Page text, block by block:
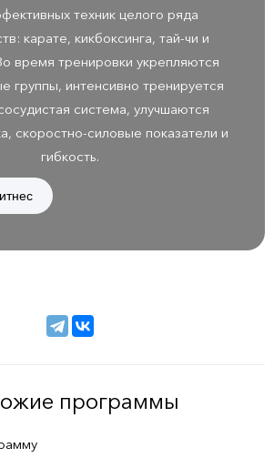
техник целого ряда
карате, кикбоксинга, тай-чи и
время тренировки укрепляются
группы, интенсивно тренируется
система, улучшаются
скоростно-силовые показатели и
гибкость.
программы